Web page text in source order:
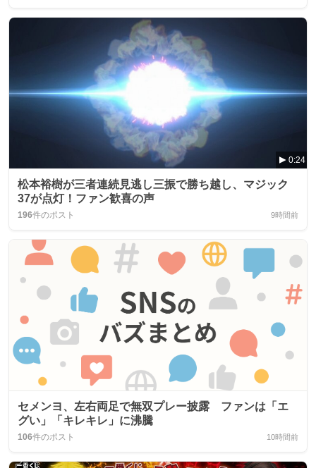
0:24
松本裕樹が三者連続見逃し三振で勝ち越し、マジック
37が点灯！ファン歓喜の声
196件のポスト 9時間前
セメンヨ、左右両足で無双プレー披露 ファンは「エ
グい」「キレキレ」に沸騰
106件のポスト 10時間前